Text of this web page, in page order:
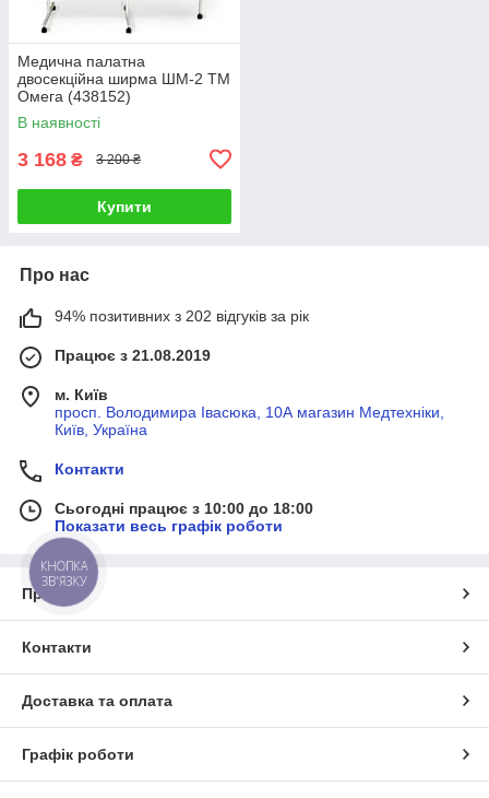
Медична палатна
двосекційна ширма ШМ-2 ТМ
Омега (438152)
В наявності
3 168 ₴ 3 200 ₴
Купити
Про нас
94% позитивних з 202 відгуків за рік
Працює з 21.08.2019
м. Київ
просп. Володимира Івасюка, 10А магазин Медтехніки,
Київ, Україна
Контакти
Сьогодні працює з 10:00 до 18:00
Показати весь графік роботи
Про нас
Контакти
Доставка та оплата
Графік роботи
КНОПКА
ЗВ'ЯЗКУ